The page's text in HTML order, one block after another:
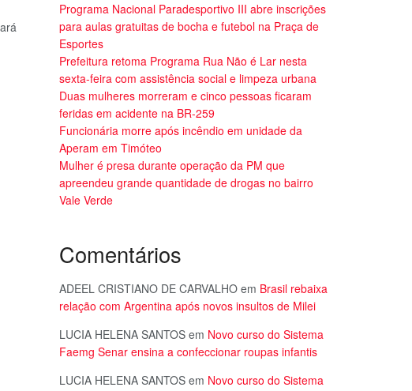
Programa Nacional Paradesportivo III abre inscrições
para aulas gratuitas de bocha e futebol na Praça de
Esportes
Prefeitura retoma Programa Rua Não é Lar nesta
sexta-feira com assistência social e limpeza urbana
Duas mulheres morreram e cinco pessoas ficaram
feridas em acidente na BR-259
Funcionária morre após incêndio em unidade da
Aperam em Timóteo
Mulher é presa durante operação da PM que
apreendeu grande quantidade de drogas no bairro
Vale Verde
Comentários
ADEEL CRISTIANO DE CARVALHO em Brasil rebaixa
relação com Argentina após novos insultos de Milei
LUCIA HELENA SANTOS em Novo curso do Sistema
Faemg Senar ensina a confeccionar roupas infantis
LUCIA HELENA SANTOS em Novo curso do Sistema